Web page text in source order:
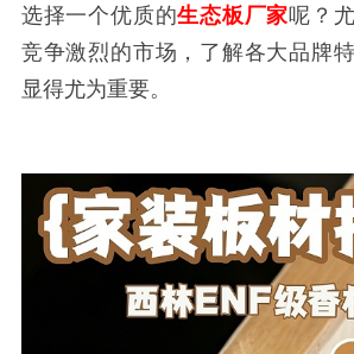
选择一个优质的生态板厂家呢？
竞争激烈的市场，了解各大品牌
显得尤为重要。